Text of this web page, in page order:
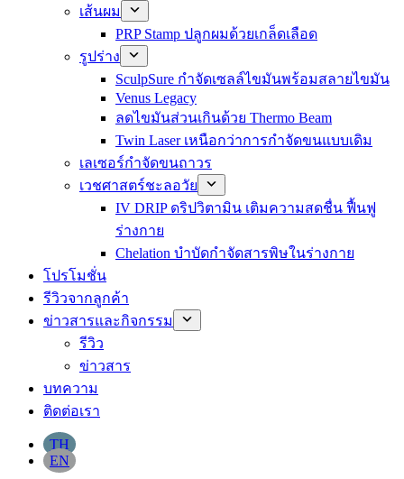
เส้นผม
PRP Stamp ปลูกผมด้วยเกล็ดเลือด
รูปร่าง
SculpSure กำจัดเซลล์ไขมันพร้อมสลายไขมัน
Venus Legacy
ลดไขมันส่วนเกินด้วย Thermo Beam
Twin Laser เหนือกว่าการกำจัดขนแบบเดิม
เลเซอร์กำจัดขนถาวร
เวชศาสตร์ชะลอวัย
IV DRIP ดริปวิตามิน เติมความสดชื่น ฟื้นฟู
ร่างกาย
Chelation บำบัดกำจัดสารพิษในร่างกาย
โปรโมชั่น
รีวิวจากลูกค้า
ข่าวสารและกิจกรรม
รีวิว
ข่าวสาร
บทความ
ติดต่อเรา
TH
EN